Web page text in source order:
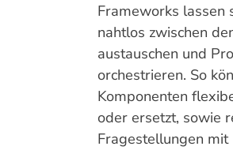
Frameworks lassen
nahtlos zwischen
austauschen und
orchestrieren. So
Komponenten
oder ersetzt, sowie
Fragestellungen mit